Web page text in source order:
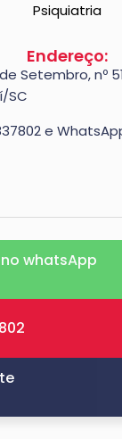
Psiquiatria
Endereço:
Setembro, nº
SC
e
whatsApp